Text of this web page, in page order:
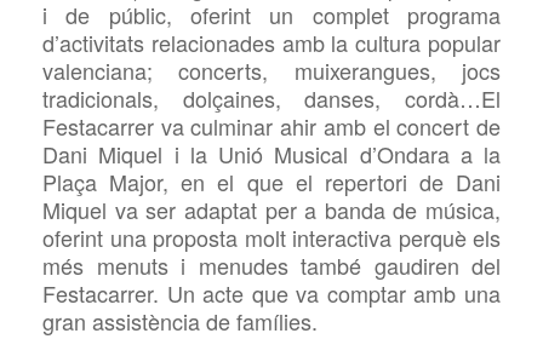
i de públic, oferint un complet programa
d’activitats relacionades amb la cultura popular
valenciana; concerts, muixerangues, jocs
tradicionals, dolçaines, danses, cordà…El
Festacarrer va culminar ahir amb el concert de
Dani Miquel i la Unió Musical d’Ondara a la
Plaça Major, en el queel repertori de Dani
Miquel va ser adaptat per a banda de música,
oferint una proposta molt interactiva perquè els
més menuts i menudes també gaudiren del
Festacarrer. Un acte que va comptar amb una
gran assistència de famílies.